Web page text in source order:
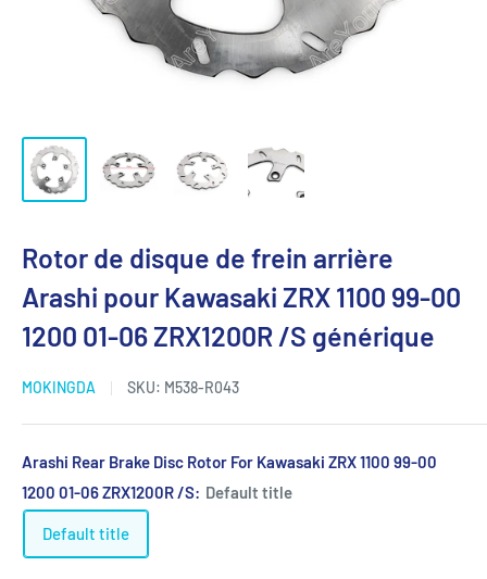
Rotor de disque de frein arrière
Arashi pour Kawasaki ZRX 1100 99-00
1200 01-06 ZRX1200R /S générique
MOKINGDA SKU: M538-R043
Arashi Rear Brake Disc Rotor For Kawasaki ZRX 1100 99-00
1200 01-06 ZRX1200R /S: Default title
Default title